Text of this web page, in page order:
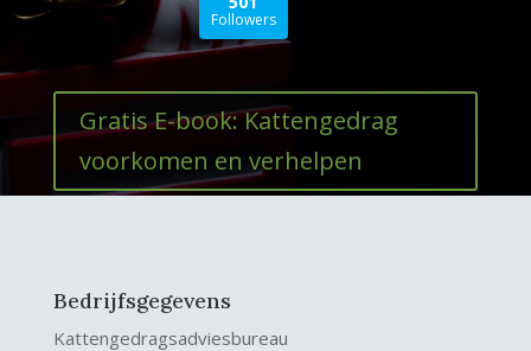
Followers
Gratis E-book: Kattengedrag
voorkomen en verhelpen
Bedrijfsgegevens
Kattengedragsadviesbureau